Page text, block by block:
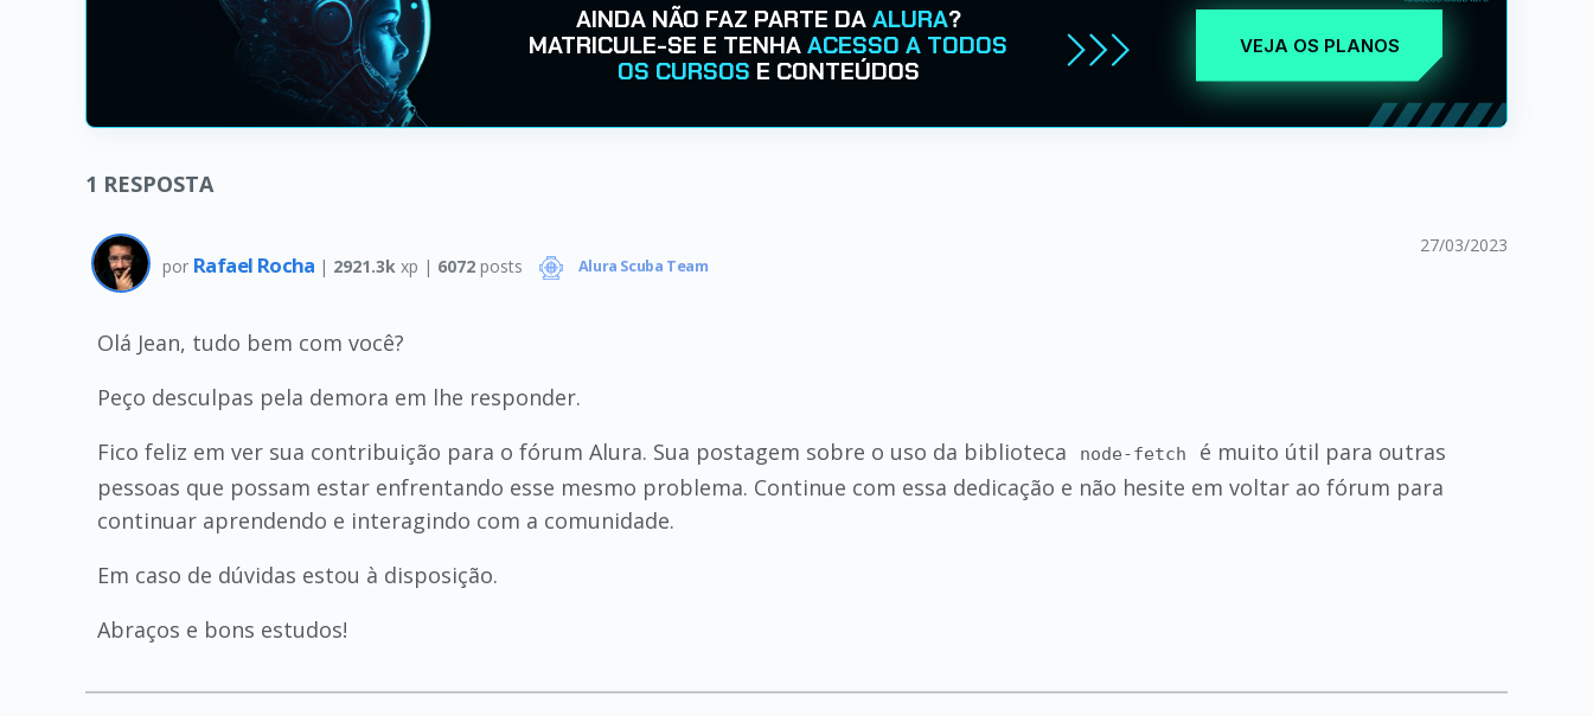
AINDA NÃO FAZ PARTE DAALURA?
MATRICULE-SE E TENHAACESSO A TODOS
OS CURSOS E CONTEÚDOS
VEJA OS PLANOS
1 RESPOSTA
por Rafael Rocha | 2921.3k xp | 6072 posts Alura Scuba Team
27/03/2023
Olá Jean, tudo bem com você?
Peço desculpas pela demora em lhe responder.
Fico feliz em ver sua contribuição para o fórum Alura. Sua postagem sobre o uso da biblioteca
node-fetch
é muito útil para outras
pessoas que possam estar enfrentando esse mesmo problema. Continue com essa dedicação e não hesite em voltar ao fórum para
continuar aprendendo e interagindo com a comunidade.
Em caso de dúvidas estou à disposição.
Abraços e bons estudos!